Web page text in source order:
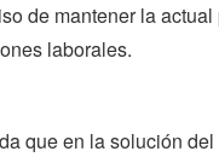
de mantener la
laborales.
que en la solución